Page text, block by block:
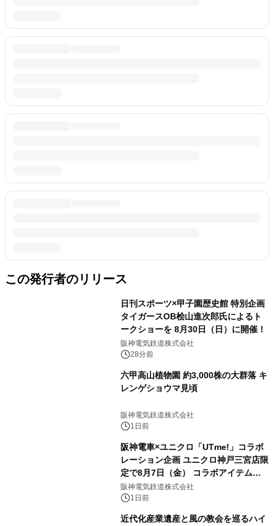
この発行者のリリース
日刊スポーツ×甲子園歴史館 特別企画
タイガースOB桧山進次郎氏によるト
ークショーを 8月30日（日）に開催！
阪神電気鉄道株式会社
28分前
六甲高山植物園 約3,000株の大群落 キ
レンゲショウマ見頃
阪神電気鉄道株式会社
1日前
阪神電車×ユニクロ「UTme!」コラボ
レーション企画 ユニクロ神戸三宮店限
定で8月7日（金） コラボアイテムが
発売決定！
阪神電気鉄道株式会社
1日前
近代化産業遺産と風の教会を巡るハイ